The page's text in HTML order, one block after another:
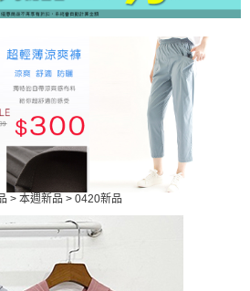
> 本週新品 > 0420新品